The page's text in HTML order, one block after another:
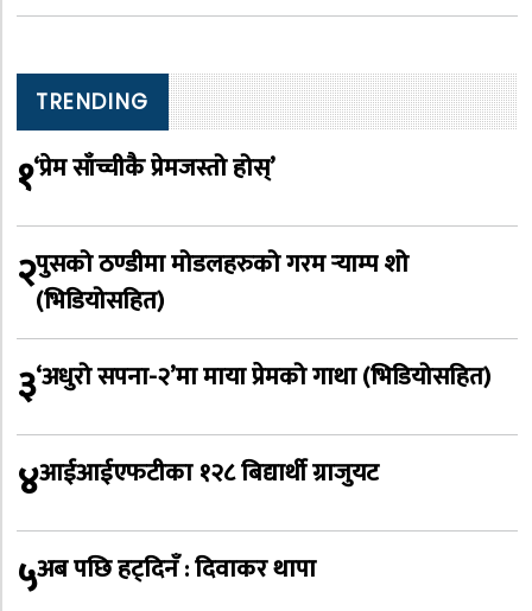
TRENDING
१‘प्रेम साँच्चीकै प्रेमजस्तो होस्’
२पुसको ठण्डीमा मोडलहरुको गरम र्‍याम्प शो
(भिडियोसहित)
३‘अधुरो सपना-२’मा माया प्रेमको गाथा (भिडियोसहित)
४आईआईएफटीका १२८ बिद्यार्थी ग्राजुयट
५अब पछि हट्दिनँ : दिवाकर थापा